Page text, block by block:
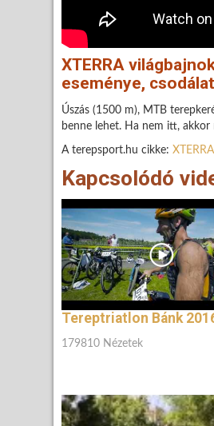
XTERRA
eseménye,
Úszás (1500 m), MTB
benne lehet. Ha nem itt, akkor
A terepsport.hu cikke:
Kapcsolódó
Tereptriatlon Bánk
179810 Nézetek